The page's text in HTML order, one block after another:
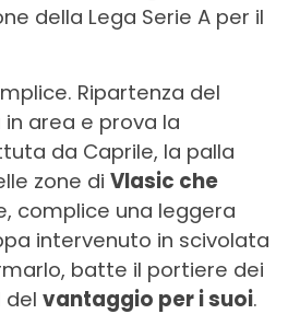
della Lega Serie A per il
Ripartenza del
area e prova la
da Caprile, la palla
zone di Vlasic che
complice una leggera
intervenuto in scivolata
batte il portiere dei
del vantaggio per i suoi.